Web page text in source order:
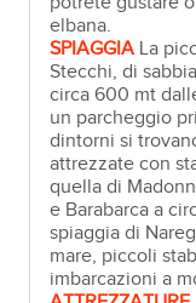
elbana.
SPIAGGIA La
Stecchi, di
circa 600 mt
un parcheggio
dintorni si
attrezzate con
quella di
e Barabarca a
spiaggia di
mare, piccoli
imbarcazioni a